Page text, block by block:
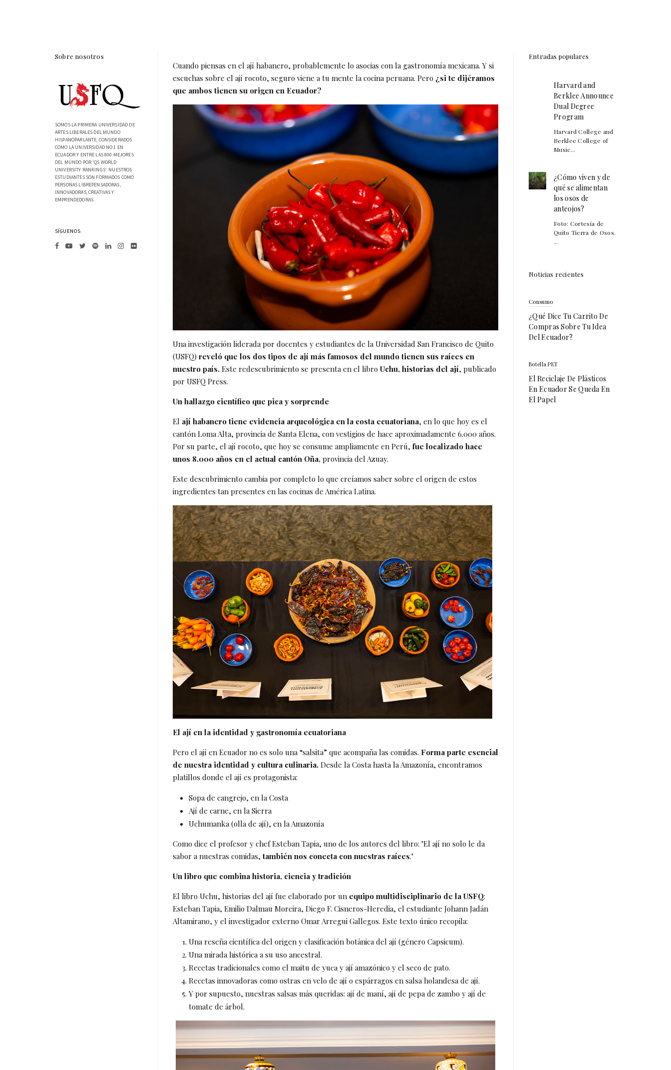
Cuando piensas en el ají habanero, probablemente lo asocias con la gastronomía mexicana. Y si
escuchas sobre el ají rocoto, seguro viene a tu mente la cocina peruana. Pero ¿si te dijéramos
que ambos tienen su origen en Ecuador?
Una investigación liderada por docentes y estudiantes de la Universidad San Francisco de Quito
(USFQ) reveló que los dos tipos de ají más famosos del mundo tienen sus raíces en
nuestro país. Este redescubrimiento se presenta en el libro Uchu, historias del ají, publicado
por USFQ Press.
Un hallazgo científico que pica y sorprende
El ají habanero tiene evidencia arqueológica en la costa ecuatoriana, en lo que hoy es el
cantón Loma Alta, provincia de Santa Elena, con vestigios de hace aproximadamente 6.000 años.
Por su parte, el ají rocoto, que hoy se consume ampliamente en Perú, fue localizado hace
unos 8.000 años en el actual cantón Oña, provincia del Azuay.
Este descubrimiento cambia por completo lo que creíamos saber sobre el origen de estos
ingredientes tan presentes en las cocinas de América Latina.
El ají en la identidad y gastronomía ecuatoriana
Pero el ají en Ecuador no es solo una “salsita” que acompaña las comidas. Forma parte esencial
de nuestra identidad y cultura culinaria. Desde la Costa hasta la Amazonía, encontramos
platillos donde el ají es protagonista:
Sopa de cangrejo, en la Costa
Ají de carne, en la Sierra
Uchumanka (olla de ají), en la Amazonía
Como dice el profesor y chef Esteban Tapia, uno de los autores del libro: "El ají no solo le da
sabor a nuestras comidas, también nos conecta con nuestras raíces."
Un libro que combina historia, ciencia y tradición
El libro Uchu, historias del ají fue elaborado por un equipo multidisciplinario de la USFQ:
Esteban Tapia, Emilio Dalmau Moreira, Diego F. Cisneros-Heredia, el estudiante Johann Jadán
Altamirano, y el investigador externo Omar Arregui Gallegos. Este texto único recopila:
Una reseña científica del origen y clasificación botánica del ají (género Capsicum).
Una mirada histórica a su uso ancestral.
Recetas tradicionales como el maitu de yuca y ají amazónico y el seco de pato.
Recetas innovadoras como ostras en velo de ají o espárragos en salsa holandesa de ají.
Y por supuesto, nuestras salsas más queridas: ají de maní, ají de pepa de zambo y ají de
tomate de árbol.
Sobre nosotros
SOMOS LA PRIMERA UNIVERSIDAD DE
ARTES LIBERALES DEL MUNDO
HISPANOPARLANTE, CONSIDERADOS
COMO LA UNIVERSIDAD NO.1 EN
ECUADOR Y ENTRE LAS 800 MEJORES
DEL MUNDO POR 'QS WORLD
UNIVERSITY RANKINGS'. NUESTROS
ESTUDIANTES SON FORMADOS COMO
PERSONAS LIBREPENSADORAS,
INNOVADORAS, CREATIVAS Y
EMPRENDEDORAS.
SÍGUENOS
Entradas populares
Harvard and
Berklee Announce
Dual Degree
Program
Harvard College and
Berklee College of
Music...
¿Cómo viven y de
qué se alimentan
los osos de
anteojos?
Foto: Cortesía de
Quito Tierra de Osos.
...
Noticias recientes
Consumo
¿Qué Dice Tu Carrito De
Compras Sobre Tu Idea
Del Ecuador?
Botella PET
El Reciclaje De Plásticos
En Ecuador Se Queda En
El Papel